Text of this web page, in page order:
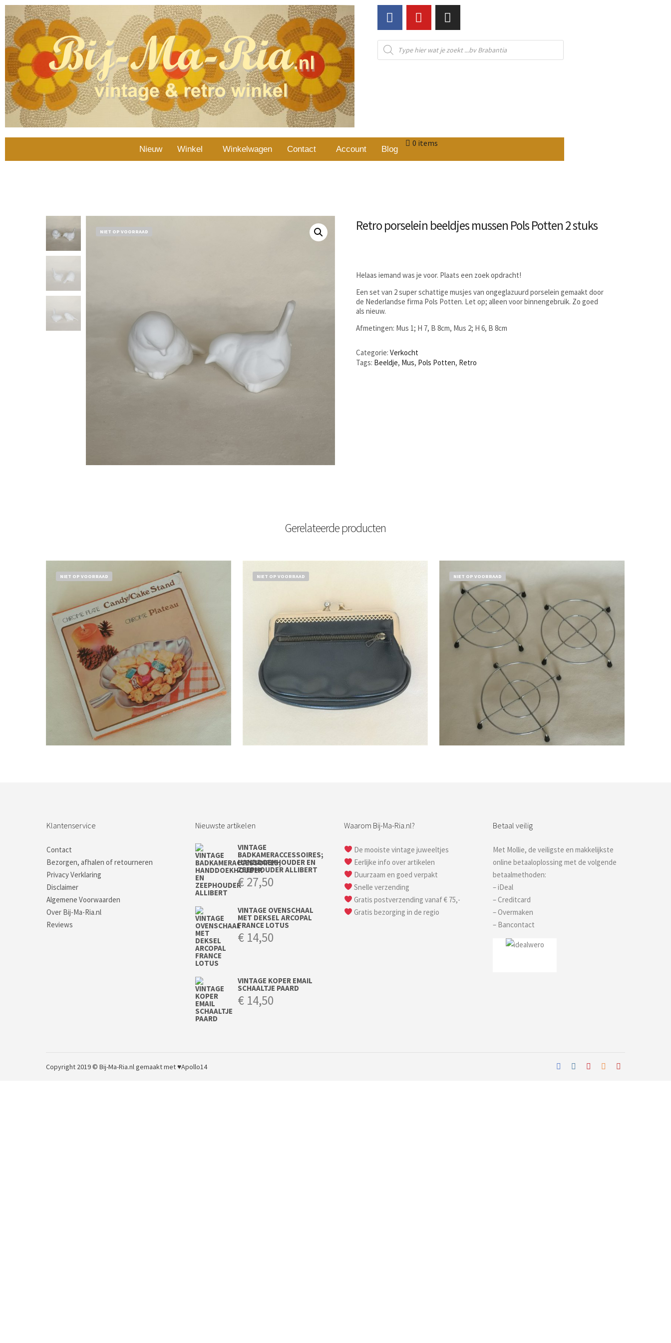
Nieuw Winkel Winkelwagen Contact Account Blog
0 items
NIET OP VOORRAAD Retro porselein beeldjes mussen Pols Potten 2 stuks
Helaas iemand was je voor. Plaats een zoek opdracht!
Een set van 2 super schattige musjes van ongeglazuurd porselein gemaakt door
de Nederlandse firma Pols Potten. Let op; alleen voor binnengebruik. Zo goed
als nieuw.
Afmetingen: Mus 1; H 7, B 8cm, Mus 2; H 6, B 8cm
Categorie:Verkocht
Tags: Beeldje, Mus, Pols Potten, Retro
Gerelateerde producten
NIET OP VOORRAAD NIET OP VOORRAAD NIET OP VOORRAAD
€11,50
Klantenservice
Contact
Bezorgen, afhalen of retourneren
Privacy Verklaring
Disclaimer
Algemene Voorwaarden
Over Bij-Ma-Ria.nl
Reviews
Nieuwste artikelen
VINTAGE
BADKAMERACCESSOIRES;
HANDDOEKHOUDER EN
ZEEPHOUDER ALLIBERT
€27,50
VINTAGE OVENSCHAAL
MET DEKSEL ARCOPAL
FRANCE LOTUS
€ 14,50
VINTAGE KOPER EMAIL
SCHAALTJE PAARD
€ 14,50
Waarom Bij-Ma-Ria.nl?
De mooiste vintage juweeltjes
Eerlijke info over artikelen
Duurzaam en goed verpakt
Snelle verzending
Gratis postverzending vanaf € 75,-
Gratis bezorging in de regio
Betaal veilig
Met Mollie, de veiligste en makkelijkste
online betaaloplossing met de volgende
betaalmethoden:
– iDeal
– Creditcard
– Overmaken
– Bancontact
Copyright 2019 © Bij-Ma-Ria.nlgemaakt met ♥Apollo14